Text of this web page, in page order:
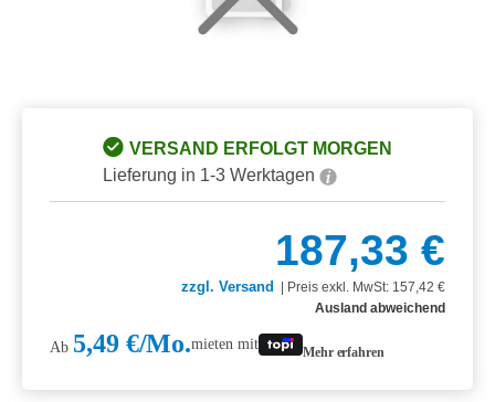
VERSAND ERFOLGT MORGEN
Lieferung in 1-3 Werktagen
187,33 €
zzgl. Versand
Preis exkl. MwSt: 157,42 €
Ausland abweichend
Ab 5,49 €/Mo.mieten mit Mehr erfahren